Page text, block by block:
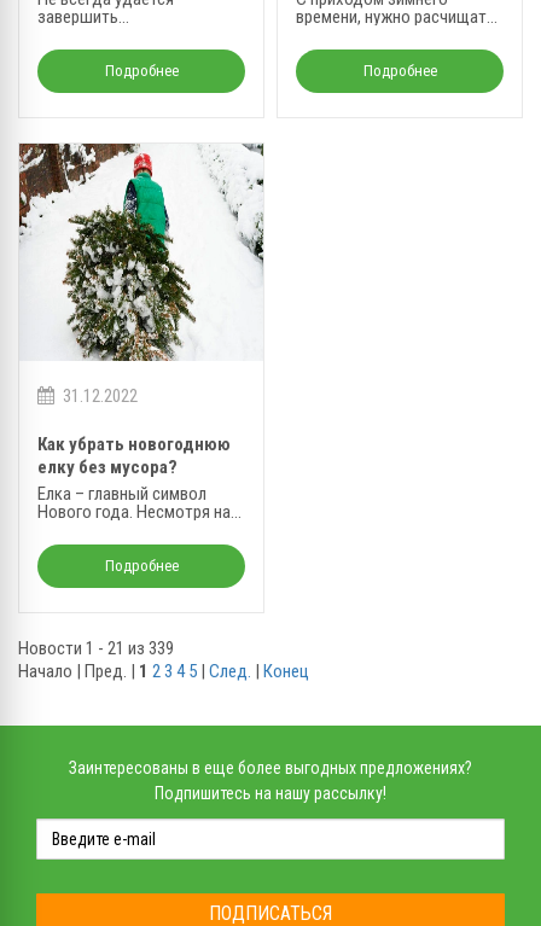
завершить
строительные задачи до
наступления холодов.
Подробнее
времени, нужно расчищать
Подробнее
31.12.2022
Как убрать новогоднюю
елку без мусора?
Елка – главный символ
Нового года. Несмотря на
искусственный вариант, все
же живое растение
остается в тренде.
Подробнее
Новости 1 - 21 из 339
Начало | Пред. | 1 2 3 4 5 | След. | Конец
Заинтересованы в еще более выгодных предложениях?
Подпишитесь на нашу рассылку!
ПОДПИСАТЬСЯ